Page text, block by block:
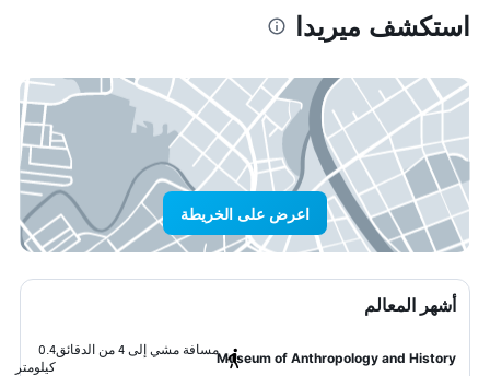
استكشف ميريدا
اعرض على الخريطة
أشهر المعالم
Museum of Anthropology and History
مسافة مشي إلى 4 من الدقائق
0.4
كيلومتر